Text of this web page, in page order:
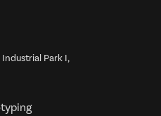
Industrial Park I,